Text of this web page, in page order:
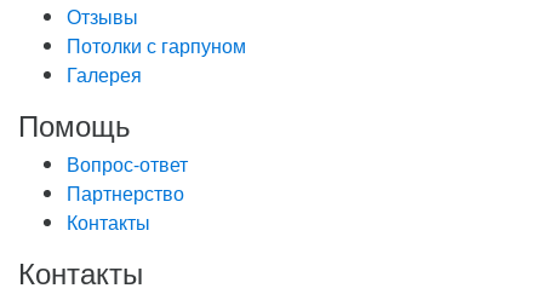
Отзывы
Потолки с гарпуном
Галерея
Помощь
Вопрос-ответ
Партнерство
Контакты
Контакты